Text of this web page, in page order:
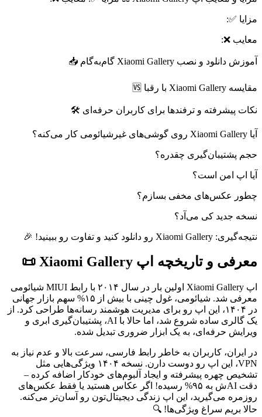
مزایا ✅:
معایب ❌:
آموزش دانلود و نصب Xiaomi Gallery گام‌به‌گام 📥
مقایسه Xiaomi Gallery با رقبا 🆚
نکات پیشرفته و ترفندها برای کاربران حرفه‌ای 🛠️
آیا Xiaomi Gallery روی گوشی‌های غیرشیائومی کار می‌کنه؟
حجم پشتیبان‌گیری چقدره؟
آیا اپ امن است؟
چطور عکس‌های مخفی بسازم؟
نسخه جدید کی می‌آد؟
نتیجه‌گیری: Xiaomi Gallery رو دانلود کنید و تفاوت رو ببینید! 🎉
معرفی و تاریخچه اپ Xiaomi Gallery 📜
اپ Xiaomi Gallery اولین بار در سال ۲۰۱۴ با رابط MIUI شیائومی
معرفی شد. شیائومی، غول چینی با بیش از ۱۵% سهم بازار جهانی
در ۱۴۰۴، این اپ رو برای مدیریت هوشمند رسانه‌ها طراحی کرد. از
یک گالری ساده شروع شد، اما حالا با AI، پشتیبان‌گیری ابری و
ویرایش حرفه‌ای، به یک ابزار ضروری تبدیل شده.
در ایران، کاربران به خاطر رابط فارسی، سرعت بالا و عدم نیاز به
VPN، این اپ رو دوست دارن. نسخه ۱۴۰۴ ویژگی‌هایی مثل
تشخیص چهره پیشرفته و ایجاد آلبوم‌های خودکار اضافه کرده –
دقت AIش به ۹۵% رسیده! اگر عکاس هستید یا فقط عکس‌های
روزمره می‌گیرید، این اپ زندگی دیجیتال‌تون رو آسان‌تر می‌کنه.
حالا بریم سراغ ویژگی‌ها! 🔍